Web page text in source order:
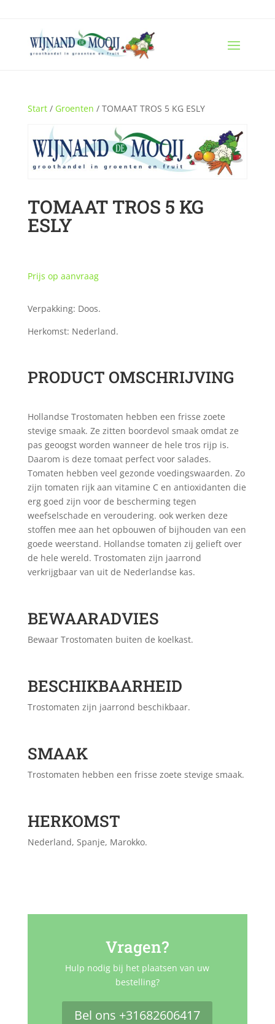
Start/ Groenten / TOMAAT TROS 5 KG ESLY
TOMAAT TROS 5 KG
ESLY
Prijs op aanvraag
Verpakking: Doos.
Herkomst: Nederland.
PRODUCT OMSCHRIJVING
Hollandse Trostomaten hebben een frisse zoete
stevige smaak. Ze zitten boordevol smaak omdat ze
pas geoogst worden wanneer de hele tros rijp is.
Daarom is deze tomaat perfect voor salades.
Tomaten hebben veel gezonde voedingswaarden. Zo
zijn tomaten rijk aan vitamine C en antioxidanten die
erg goed zijn voor de bescherming tegen
weefselschade en veroudering. ook werken deze
stoffen mee aan het opbouwen of bijhouden van een
goede weerstand. Hollandse tomaten zij gelieft over
de hele wereld. Trostomaten zijn jaarrond
verkrijgbaar van uit de Nederlandse kas.
BEWAARADVIES
Bewaar Trostomaten buiten de koelkast.
BESCHIKBAARHEID
Trostomaten zijn jaarrond beschikbaar.
SMAAK
Trostomaten hebben een frisse zoete stevige smaak.
HERKOMST
Nederland, Spanje, Marokko.
Vragen?
Hulp nodig bij het plaatsen van uw
bestelling?
Bel ons +31682606417